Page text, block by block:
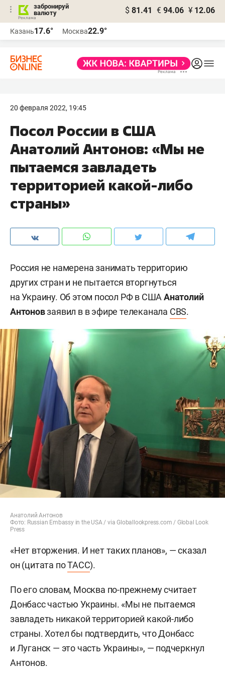
забронируй
валюту
$ 81.41 € 94.06 ¥ 12.06
Казань17.6° Москва22.9°
20 февраля 2022, 19:45
Посол России в США
Анатолий Антонов: «Мы не
пытаемся завладеть
территорией какой-либо
страны»
Россия не намерена занимать территорию
других стран и не пытается вторгнуться
на Украину. Об этом посол РФ в США Анатолий
Антоновзаявил в в эфире телеканала CBS.
Анатолий Антонов
Фото: Russian Embassy in the USA / via Globallookpress.com / Global Look
Press
«Нет вторжения. И нет таких планов», — сказал
он (цитата поТАСС).
По его словам, Москва по-прежнему считает
Донбасс частью Украины. «Мы не пытаемся
завладеть никакой территорией какой-либо
страны. Хотел бы подтвердить, что Донбасс
и Луганск — это часть Украины», — подчеркнул
Антонов.